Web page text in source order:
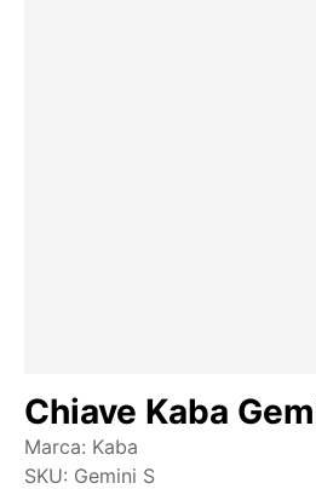
Chiave Kaba
Marca: Kaba
SKU: Gemini S